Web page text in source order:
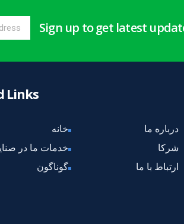
Sign up to get latest
Links
خانه
درباره ما
خدمات ما در
گوناگون
شرکا
ارتباط با ما